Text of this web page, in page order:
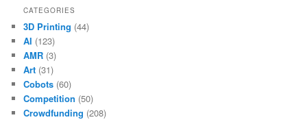
CATEGORIES
3D Printing (44)
AI (123)
AMR (3)
Art (31)
Cobots (60)
Competition (50)
Crowdfunding (208)